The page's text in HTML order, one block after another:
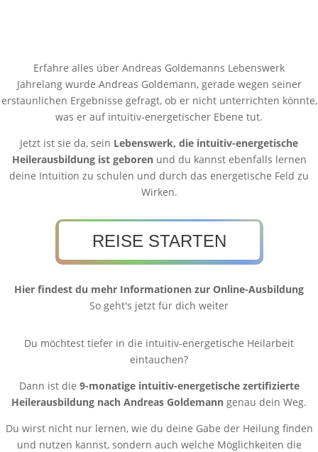
Erfahre alles über Andreas Goldemanns Lebenswerk
Jahrelang wurde Andreas Goldemann, gerade wegen seiner
erstaunlichen Ergebnisse gefragt, ob er nicht unterrichten könnte,
was er auf intuitiv-energetischer Ebene tut.
Jetzt ist sie da, sein Lebenswerk, die intuitiv-energetische
Heilerausbildung ist geborenund du kannst ebenfalls lernen
deine Intuition zu schulen und durch das energetische Feld zu
Wirken.
REISE STARTEN
Hier findest du mehr Informationen zur Online-Ausbildung
So geht's jetzt für dich weiter
Du möchtest tiefer in die intuitiv-energetische Heilarbeit
eintauchen?
Dann ist die 9-monatige intuitiv-energetische zertifizierte
Heilerausbildung nach Andreas Goldemann genau dein Weg.
Du wirst nicht nur lernen, wie du deine Gabe der Heilung finden
und nutzen kannst, sondern auch welche Möglichkeiten die